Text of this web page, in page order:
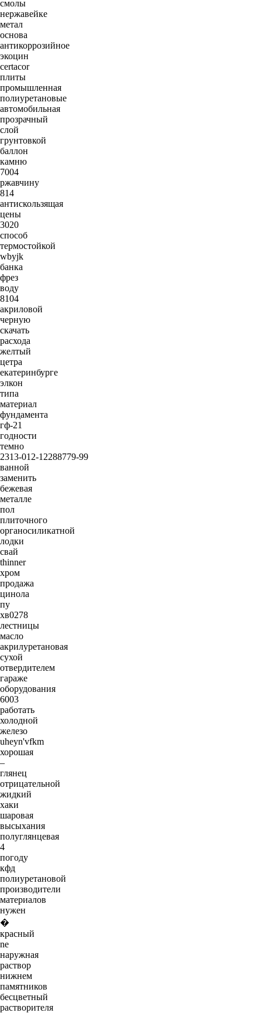
смолы
нержавейке
метал
основа
антикоррозийное
экоцин
certacor
плиты
промышленная
полиуретановые
автомобильная
прозрачный
слой
грунтовкой
баллон
камню
7004
ржавчину
814
антискользящая
цены
3020
способ
термостойкой
wbyjk
банка
фрез
воду
8104
акриловой
черную
скачать
расхода
желтый
цетра
екатеринбурге
элкон
типа
материал
фундамента
гф-21
годности
темно
2313-012-12288779-99
ванной
заменить
бежевая
металле
пол
плиточного
органосиликатной
лодки
свай
thinner
хром
продажа
цинола
пу
хв0278
лестницы
масло
акрилуретановая
сухой
отвердителем
гараже
оборудования
6003
работать
холодной
железо
uheyn'vfkm
хорошая
–
глянец
отрицательной
жидкий
хаки
шаровая
высыхания
полуглянцевая
4
погоду
кфд
полиуретановой
производители
материалов
нужен
�
красный
ne
наружная
раствор
нижнем
памятников
бесцветный
растворителя